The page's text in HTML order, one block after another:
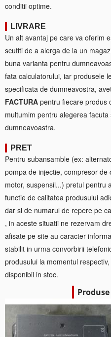
conditii optime.
LIVRARE
Un alt avantaj pe care va oferim
scutiti de a alerga de la un
buna varianta pentru
fata calculatorului, iar produsele
specificata de dumneavostra,
FACTURA pentru fiecare produs
multumim pentru alegerea
dumneavoastra.
PRET
Pentru subansamble (ex:
pompa de injectie, compresor de
motor, suspensii...) pretul pentru
functie de calitatea produsului
dar si de numarul de repere pe
, in aceste situatii ne rezervam
afisate pe site au caracter
stabilit in urma convorbirii
produsului la momentul
disponibil in stoc.